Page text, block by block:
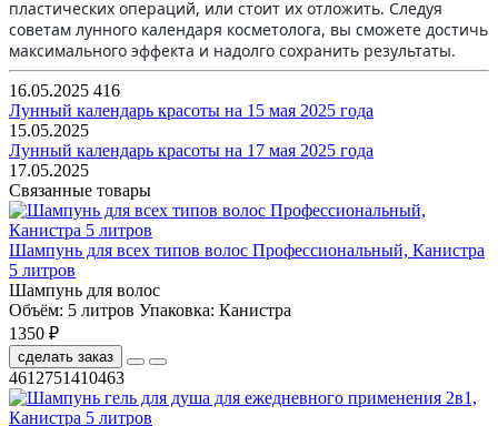
пластических операций, или стоит их отложить. Следуя
советам лунного календаря косметолога, вы сможете достичь
максимального эффекта и надолго сохранить результаты.
16.05.2025 416
Лунный календарь красоты на 15 мая 2025 года
15.05.2025
Лунный календарь красоты на 17 мая 2025 года
17.05.2025
Связанные товары
Шампунь для всех типов волос Профессиональный, Канистра
5 литров
Шампунь для волос
Объём: 5 литров Упаковка: Канистра
1350 ₽
сделать заказ
4612751410463